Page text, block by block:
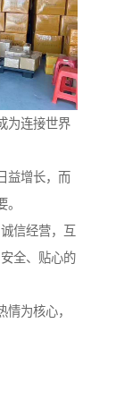
为连接世界
益增长，而
信经营，互
全、贴心的
为核心，